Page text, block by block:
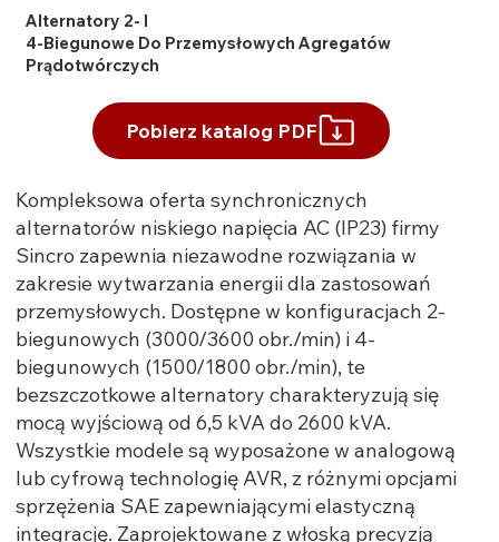
Alternatory 2- I
4-Biegunowe Do Przemysłowych Agregatów
Prądotwórczych
Pobierz katalog PDF
Kompleksowa oferta synchronicznych
alternatorów niskiego napięcia AC (IP23) firmy
Sincro zapewnia niezawodne rozwiązania w
zakresie wytwarzania energii dla zastosowań
przemysłowych. Dostępne w konfiguracjach 2-
biegunowych (3000/3600 obr./min) i 4-
biegunowych (1500/1800 obr./min), te
bezszczotkowe alternatory charakteryzują się
mocą wyjściową od 6,5 kVA do 2600 kVA.
Wszystkie modele są wyposażone w analogową
lub cyfrową technologię AVR, z różnymi opcjami
sprzężenia SAE zapewniającymi elastyczną
integrację. Zaprojektowane z włoską precyzją